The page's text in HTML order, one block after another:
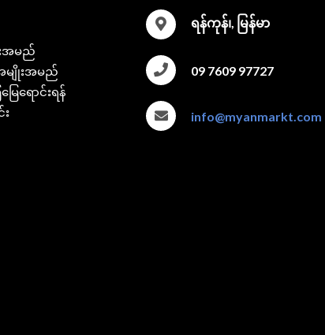
အမည်
မျိုးအမည်
ြေရောင်းရန်
ရန်ကုန်၊, မြန်မာ
09 7609 97727
info@myanmarkt.com